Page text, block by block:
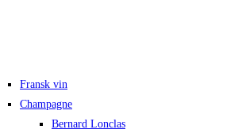
Fransk vin
Champagne
Bernard Lonclas